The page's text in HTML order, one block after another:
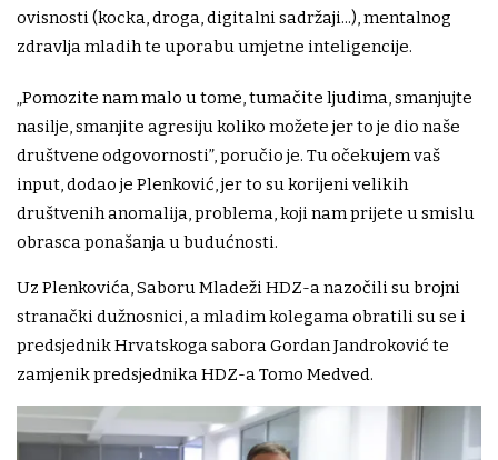
ovisnosti (kocka, droga, digitalni sadržaji...), mentalnog
zdravlja mladih te uporabu umjetne inteligencije.
„Pomozite nam malo u tome, tumačite ljudima, smanjujte
nasilje, smanjite agresiju koliko možete jer to je dio naše
društvene odgovornosti”, poručio je. Tu očekujem vaš
input, dodao je Plenković, jer to su korijeni velikih
društvenih anomalija, problema, koji nam prijete u smislu
obrasca ponašanja u budućnosti.
Uz Plenkovića, Saboru Mladeži HDZ-a nazočili su brojni
stranački dužnosnici, a mladim kolegama obratili su se i
predsjednik Hrvatskoga sabora Gordan Jandroković te
zamjenik predsjednika HDZ-a Tomo Medved.